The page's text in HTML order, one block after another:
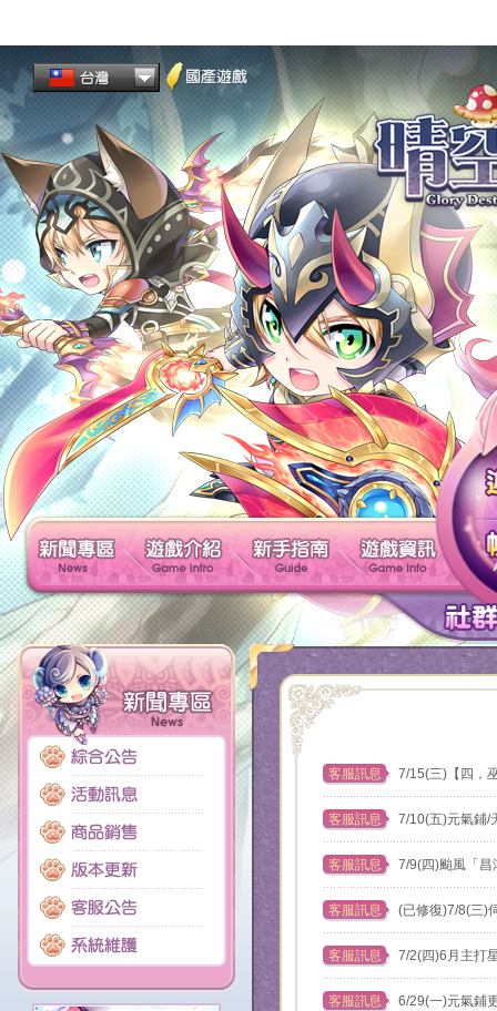
新聞專區 遊戲介紹 新手指南
客服訊息 7/15(三)【四，
客服訊息 7/10(五)元氣鋪/
客服訊息 7/9(四)颱風「昌
客服訊息 (已修復)7/8(三)
客服訊息 7/2(四)6月主打
客服訊息 6/29(一)元氣鋪